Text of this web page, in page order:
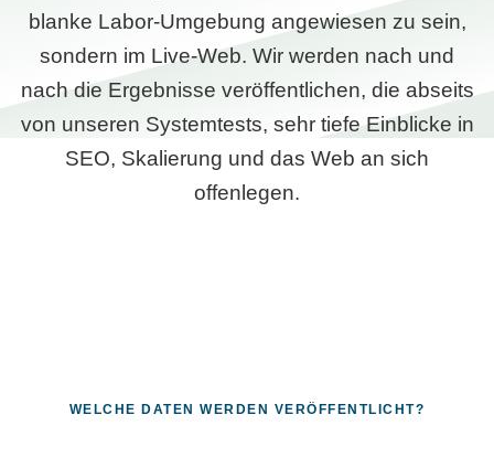
blanke Labor-Umgebung angewiesen zu sein,
sondern im Live-Web. Wir werden nach und
nach die Ergebnisse veröffentlichen, die abseits
von unseren Systemtests, sehr tiefe Einblicke in
SEO, Skalierung und das Web an sich
offenlegen.
WELCHE DATEN WERDEN VERÖFFENTLICHT?